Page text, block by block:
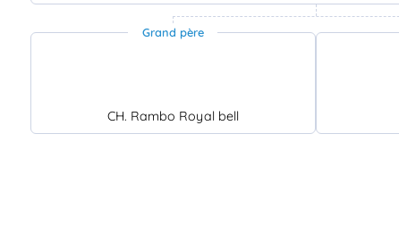
Grand père
CH. Rambo Royal bell